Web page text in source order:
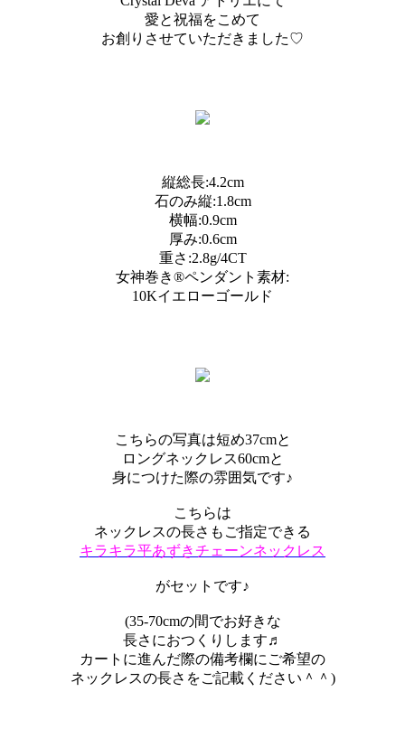
愛と祝福をこめて
お創りさせていただきました♡
縦総長:4.2cm
石のみ縦:1.8cm
横幅:0.9cm
厚み:0.6cm
重さ:2.8g/4CT
女神巻き®︎ペンダント素材:
10Kイエローゴールド
こちらの写真は短め37cmと
ロングネックレス60cmと
身につけた際の雰囲気です♪
こちらは
ネックレスの長さもご指定できる
キラキラ平あずきチェーンネックレス
がセットです♪
(35-70cmの間でお好きな
長さにおつくりします♬
カートに進んだ際の備考欄にご希望の
ネックレスの長さをご記載ください＾＾)